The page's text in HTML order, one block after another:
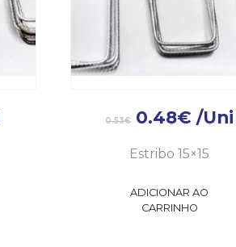
0.53€ 0.48€ /Uni
Estribo 15×15
ADICIONAR AO
CARRINHO